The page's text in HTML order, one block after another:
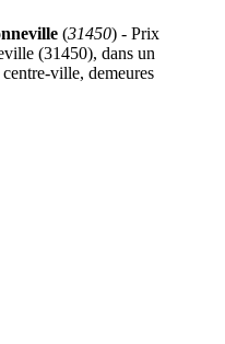
(31450) - Prix
(31450), dans un
ville, demeures